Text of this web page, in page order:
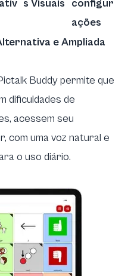
s Visuais
configur
ações
e Ampliada
Buddy permite que
dificuldades de
acessem seu
com uma voz natural e
o uso diário.